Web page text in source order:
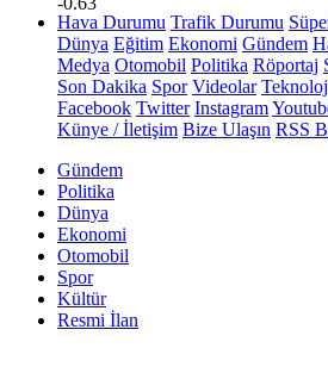
Hava Durumu Trafik Durumu
Dünya Eğitim Ekonomi Gündem
Medya Otomobil Politika Röportaj
Son Dakika Spor Videolar
Facebook Twitter Instagram
Künye / İletişim Bize Ulaşın RSS
Gündem
Politika
Dünya
Ekonomi
Otomobil
Spor
Kültür
Resmi İlan